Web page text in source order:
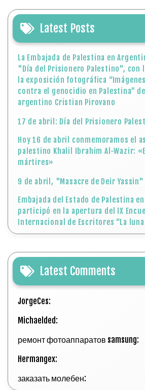
Latest Posts
La Embajada de Palestina en
"Día del Prisionero Palestino", con
la exposición fotográfica
contra el genocidio en Palestina”
argentino Cristian Pirovano
17 de abril: Día del Prisionero
Hoy 16 de abril conmemoramos el
palestino Khalil Ibrahim Al-Wazir:
mártires»
9 de abril, "Masacre de Deir Yassin"
Embajada del Estado de Palestina
participó en la apertura del IX
Internacional de Escritores “La
Latest Comments
JorgeCes:
Michaelded:
ремонт фотоаппаратов samsung:
Hermangex:
заказать молебен: